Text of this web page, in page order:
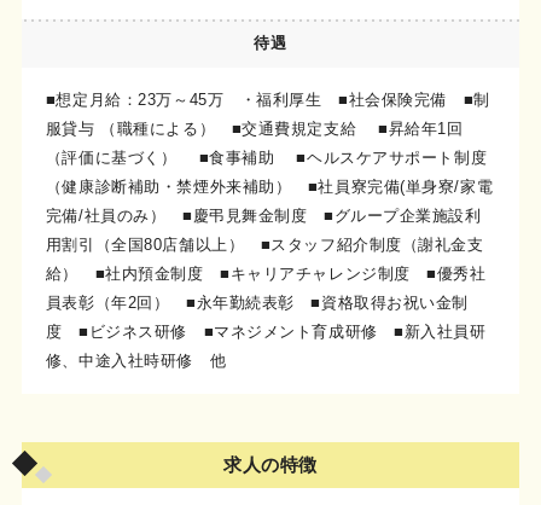
待遇
■想定月給：23万～45万 ・福利厚生 ■社会保険完備 ■制
服貸与 （職種による） ■交通費規定支給 ■昇給年1回
（評価に基づく） ■食事補助 ■ヘルスケアサポート制度
（健康診断補助・禁煙外来補助） ■社員寮完備(単身寮/家電
完備/社員のみ） ■慶弔見舞金制度 ■グループ企業施設利
用割引（全国80店舗以上） ■スタッフ紹介制度（謝礼金支
給） ■社内預金制度 ■キャリアチャレンジ制度 ■優秀社
員表彰（年2回） ■永年勤続表彰 ■資格取得お祝い金制
度 ■ビジネス研修 ■マネジメント育成研修 ■新入社員研
修、中途入社時研修 他
求人の特徴